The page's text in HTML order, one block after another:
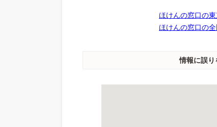
ほけんの窓口の東
ほけんの窓口の
情報に誤